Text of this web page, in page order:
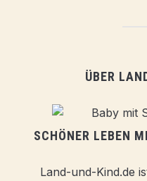
ÜBER
SCHÖNER LEBEN
Land-und-Kind.de